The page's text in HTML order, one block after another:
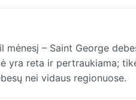
– Saint George
yra reta ir pertraukiama;
nei vidaus regionuose.